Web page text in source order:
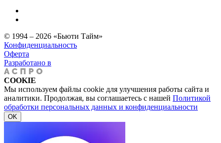
© 1994 – 2026 «Бьюти Тайм»
Конфиденциальность
Оферта
Разработано в
COOKIE
Мы используем файлы cookie для улучшения работы сайта и
аналитики. Продолжая, вы соглашаетесь с нашей Политикой
обработки персональных данных и конфиденциальности
OK